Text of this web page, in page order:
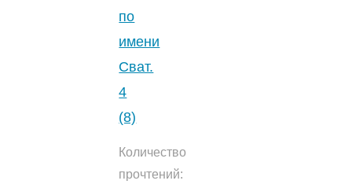
по
имени
Сват.
4
(8)
Количество
прочтений: